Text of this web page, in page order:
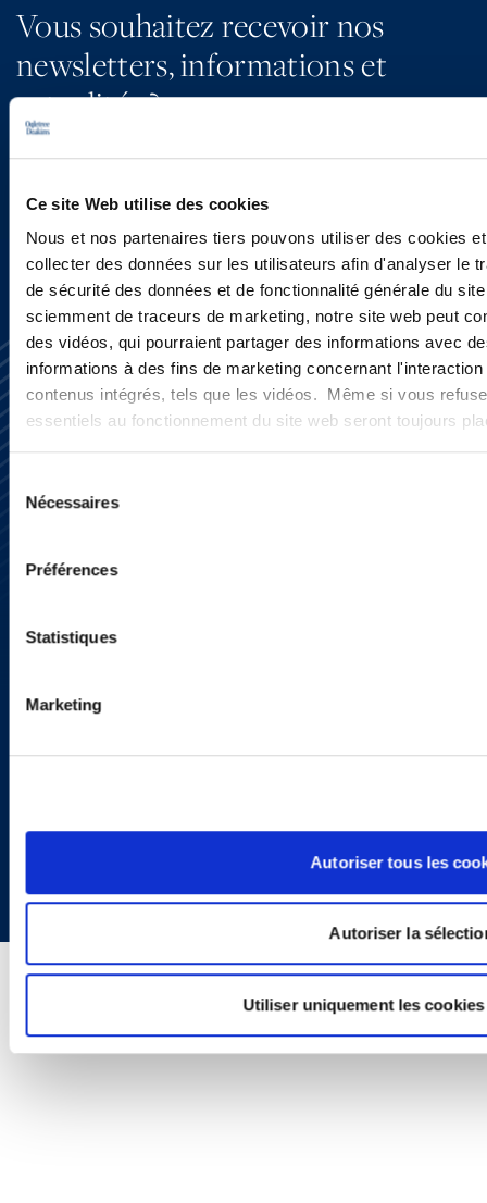
Ce site Web utilise des cookies
Nous et nos partenaires tiers pouvons utiliser des cookies
collecter des données sur les utilisateurs afin d'analyser le
de sécurité des données et de fonctionnalité générale du
sciemment de traceurs de marketing, notre site web peut
des vidéos, qui pourraient partager des informations avec
informations à des fins de marketing concernant
contenus intégrés, tels que les vidéos. Même si vous
essentiels au fonctionnement du site web seront toujours
Nécessaires
Préférences
Statistiques
Marketing
Autoriser tous les
Autoriser la
Utiliser uniquement les
Vous souhaitez recevoir nos
newsletters, informations et
actualités ?
S’abonner
Nous contacter
LinkedIn
Informations Réglementaires